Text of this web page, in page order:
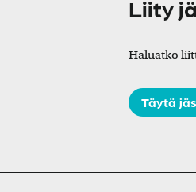
Liity
Haluatko
Täytä